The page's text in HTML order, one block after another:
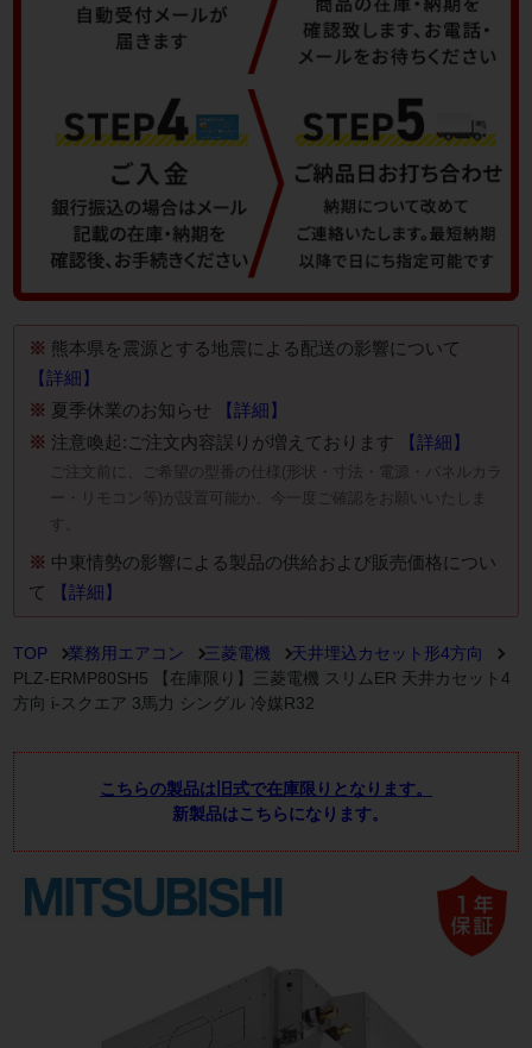
※ 熊本県を震源とする地震による配送の影響について
【詳細】
※ 夏季休業のお知らせ
【詳細】
※ 注意喚起:ご注文内容誤りが増えております 【詳細】
ご注文前に、ご希望の型番の仕様(形状・寸法・電源・パネルカラ
ー・リモコン等)が設置可能か、今一度ご確認をお願いいたしま
※ 中東情勢の影響による製品の供給および販売価格につい
て
【詳細】
TOP 業務用エアコン 三菱電機
天井埋込カセット形4方向
PLZ-ERMP80SH5 【在庫限り】三菱電機 スリムER 天井カセット4
方向 i-スクエア 3馬力 シングル 冷媒R32
こちらの製品は旧式で在庫限りとなります。
新製品はこちらになります。